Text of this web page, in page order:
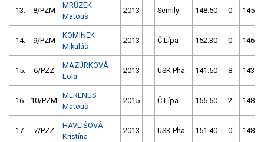
13. 8/PZM
MRŮZEK
Matouš
2013 Semily 148.50 0 145.70
14. 9/PZM
KOMÍNEK
Mikuláš
2013 Č.Lípa 152.30 0 146.50
15. 6/PZZ
MAZÚRKOVÁ
Lola
2013 USK Pha 141.50 8 143.00
16. 10/PZM
MERENUS
Matouš
2015 Č.Lípa 155.50 2 148.60
17. 7/PZZ
HAVLIŠOVÁ
Kristína
2013 USK Pha 151.40 0 148.80